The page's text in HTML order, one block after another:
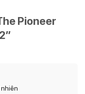
Pioneer